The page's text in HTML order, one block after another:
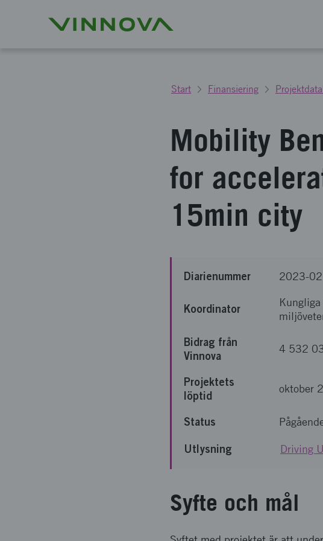
Start Finansiering
Mobility
for
15min city
Diarienummer 2023-
Koordinator
Bidrag från
Vinnova
4 532
Projektets
löptid
oktober
Status
Utlysning Driving
Syfte och mål